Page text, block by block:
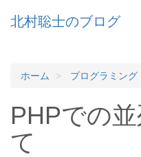
北村聡士のブログ
ホーム プログラミング
PHPでの
て